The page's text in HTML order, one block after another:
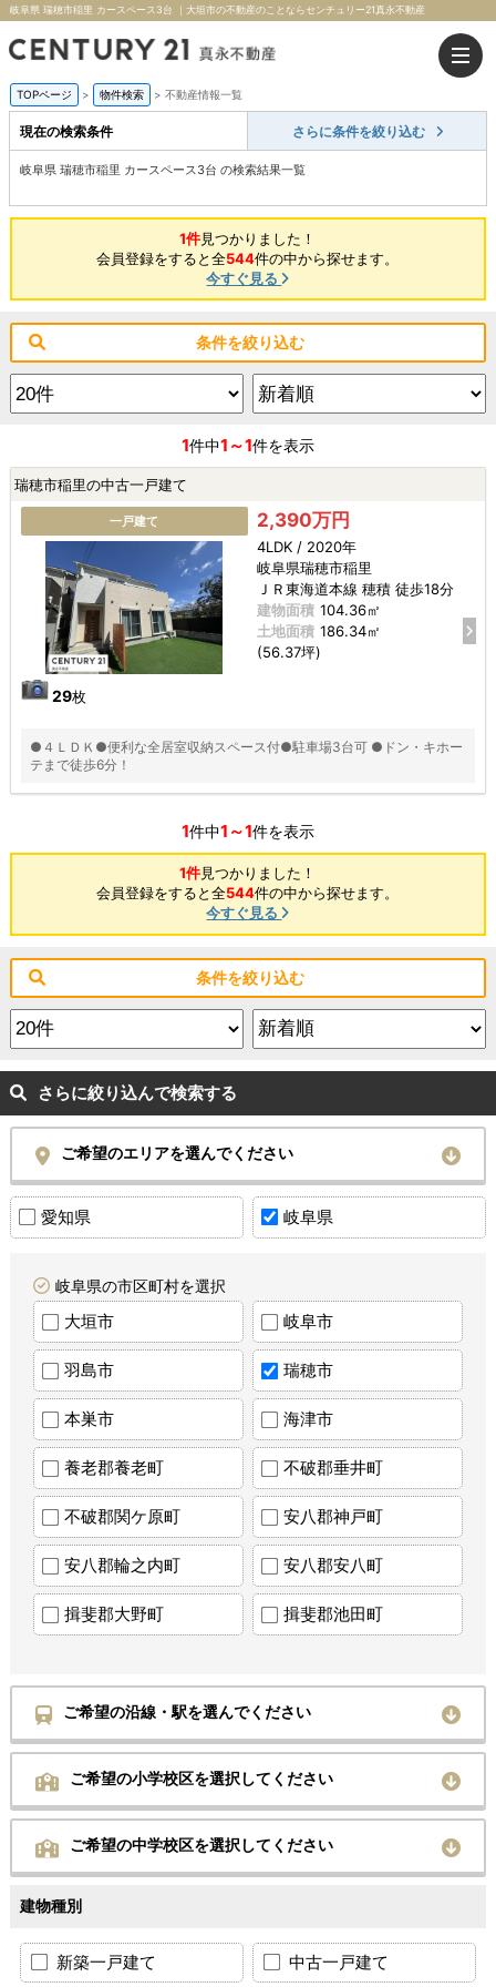
岐阜県 瑞穂市稲里 カースペース3台 ｜大垣市の不動産のことならセンチュリー21真永不動産
TOPページ > 物件検索 > 不動産情報一覧
現在の検索条件 さらに条件を絞り込む
岐阜県 瑞穂市稲里 カースペース3台 の検索結果一覧
1件見つかりました！
会員登録をすると全544件の中から探せます。
今すぐ見る
条件を絞り込む
1件中1～1件を表示
瑞穂市稲里の中古一戸建て
一戸建て
29枚
2,390万円
4LDK / 2020年
岐阜県瑞穂市稲里
ＪＲ東海道本線 穂積 徒歩18分
建物面積 104.36㎡
土地面積 186.34㎡
(56.37坪)
●４ＬＤＫ●便利な全居室収納スペース付●駐車場3台可 ●ドン・キホー
テまで徒歩6分！
1件中1～1件を表示
1件見つかりました！
会員登録をすると全544件の中から探せます。
今すぐ見る
条件を絞り込む
さらに絞り込んで検索する
ご希望のエリアを選んでください
愛知県 岐阜県
岐阜県の市区町村を選択
大垣市 岐阜市
羽島市 瑞穂市
本巣市 海津市
養老郡養老町 不破郡垂井町
不破郡関ケ原町 安八郡神戸町
安八郡輪之内町 安八郡安八町
揖斐郡大野町 揖斐郡池田町
ご希望の沿線・駅を選んでください
ご希望の小学校区を選択してください
ご希望の中学校区を選択してください
建物種別
新築一戸建て 中古一戸建て